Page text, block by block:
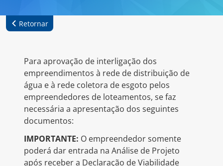
Retornar
Para aprovação de interligação dos
empreendimentos à rede de distribuição de
água e à rede coletora de esgoto pelos
empreendedores de loteamentos, se faz
necessária a apresentação dos seguintes
documentos:
IMPORTANTE: O empreendedor somente
poderá dar entrada na Análise de Projeto
após receber a Declaração de Viabilidade